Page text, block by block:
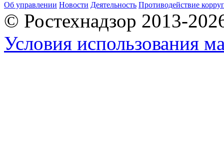
Об управлении Новости Деятельность Противодействие
© Ростехнадзор 2013-
Условия использования